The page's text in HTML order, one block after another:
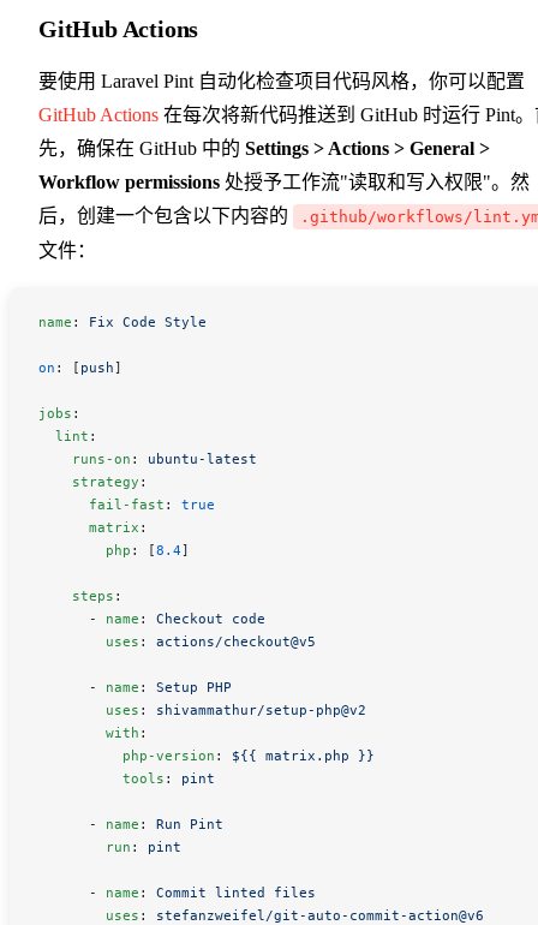
GitHub Actions
要使用 Laravel Pint 自动化检查项目代码风格，你可以配置
GitHub Actions 在每次将新代码推送到 GitHub 时运行 Pint
先，确保在 GitHub 中的 Settings > Actions > General >
Workflow permissions 处授予工作流"读取和写入权限"。然
后，创建一个包含以下内容的
.github/workflows/
文件：
name : Fix Code Style
on : [ push]
jobs :
  lint
:
    runs-on
: ubuntu-latest
    strategy
:
      fail-fast
: true
      matrix
:
        php
: [8.4]
    steps
:
      -
name : Checkout code
        uses
: actions/checkout@v5
      -
name : Setup PHP
        uses
: shivammathur/setup-php@v2
        with
:
          php-version
: ${{ matrix.php }}
          tools
: pint
      -
name : Run Pint
        run
: pint
      -
name : Commit linted files
        uses
: stefanzweifel/git-auto-commit-action@v6